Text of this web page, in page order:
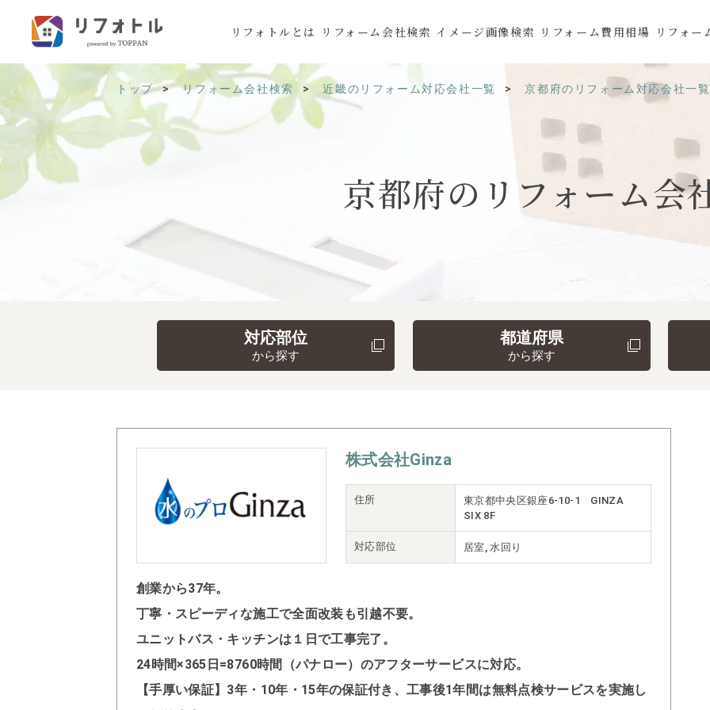
リフォトルとは リフォーム会社検索 イメージ画像検索 リフォーム費用相場 リフォー
トップ リフォーム会社検索 近畿のリフォーム対応会社一覧 京都府のリフォーム対応会社一覧
京都府の リフォーム会
対応部位
から探す
都道府県
から探す
株式会社Ginza
住所
東京都中央区銀座6-10-1 GINZA
SIX 8F
対応部位 居室, 水回り
創業から37年。
丁寧・スピーディな施工で全面改装も引越不要。
ユニットバス・キッチンは１日で工事完了。
24時間×365日=8760時間（パナロー）のアフターサービスに対応。
【手厚い保証】3年・10年・15年の保証付き、工事後1年間は無料点検サービスを実施し